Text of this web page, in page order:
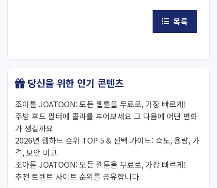
목록
당신을 위한 인기 콘텐츠
조아툰 JOATOON: 모든 웹툰을 무료로, 가장 빠르게!
주방 후드 필터에 콜라를 부어보세요 그 다음에 어떤 변화
가 생길까요
2026년 웹하드 순위 TOP 5 & 선택 가이드: 속도, 용량, 가
격, 보안 비교
조아툰 JOATOON: 모든 웹툰을 무료로, 가장 빠르게!
추천 토렌트 사이트 순위를 공유합니다